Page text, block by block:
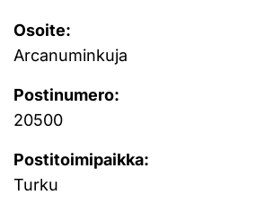
Osoite:
Arcanuminkuja
Postinumero:
20500
Postitoimipaikka:
Turku